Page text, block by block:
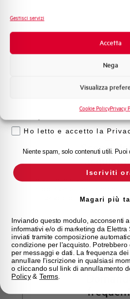
Gestisci servizi
Accetta
Nega
Visualizza
Cookie PolicyPrivacy
Care
delle richieste. Contattaci
Scopri
Trova il punto vendita Elettra
semplici passi. Scopri come
Mappa
Sistema Quadri
Promozioni e offerte
Formazione tecnica
Voglio ricevere
Ho letto e accetto la
Niente spam, solo contenuti utili. Puoi
Iscriviti
Magari più
Inviando questo modulo, acconsenti
informativi e/o di marketing da
inviati tramite composizione
condizione per l'acquisto. Potrebbero
per messaggi e dati. La frequenza
annullare l'iscrizione in qualsiasi
o cliccando sul link di annullamento
Policy& Terms